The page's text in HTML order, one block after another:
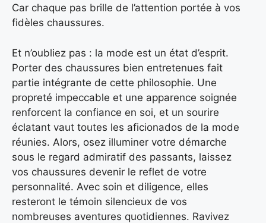
Car chaque pas brille de l’attention portée à vos
fidèles chaussures.
Et n’oubliez pas : la mode est un état d’esprit.
Porter des chaussures bien entretenues fait
partie intégrante de cette philosophie. Une
propreté impeccable et une apparence soignée
renforcent la confiance en soi, et un sourire
éclatant vaut toutes les aficionados de la mode
réunies. Alors, osez illuminer votre démarche
sous le regard admiratif des passants, laissez
vos chaussures devenir le reflet de votre
personnalité. Avec soin et diligence, elles
resteront le témoin silencieux de vos
nombreuses aventures quotidiennes. Ravivez